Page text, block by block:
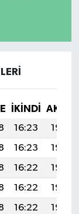
İKINDI
16:23
19:46
16:23
19:45
16:22
19:44
16:22
19:43
16:22
19:42